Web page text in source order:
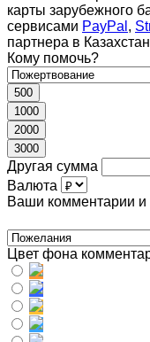
карты зарубежного
сервисами PayPal ,
партнера в
Кому помочь?
500
1000
2000
3000
Другая сумма
Валюта
Ваши комментарии и
Цвет фона